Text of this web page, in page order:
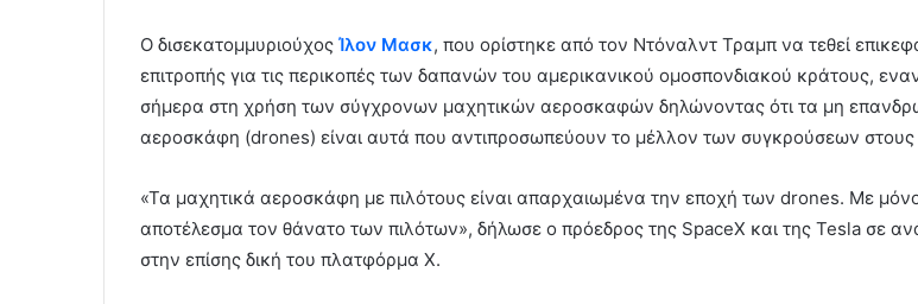
Ο δισεκατομμυριούχος Ίλον Μασκ, που ορίστηκε από τον Ντόναλντ Τραμπ να τεθεί
επιτροπής για τις περικοπές των δαπανών του αμερικανικού ομοσπονδιακού κράτους,
σήμερα στη χρήση των σύγχρονων μαχητικών αεροσκαφών δηλώνοντας ότι τα μη
αεροσκάφη (drones) είναι αυτά που αντιπροσωπεύουν το μέλλον των συγκρούσεων στους
«Τα μαχητικά αεροσκάφη με πιλότους είναι απαρχαιωμένα την εποχή των drones. Με
αποτέλεσμα τον θάνατο των πιλότων», δήλωσε ο πρόεδρος της SpaceX και της Tesla σε
στην επίσης δική του πλατφόρμα Χ.